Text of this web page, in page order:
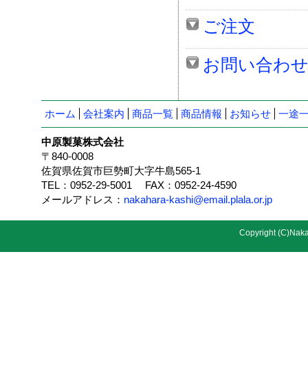
ご注文
お問い合わせ
ホーム 会社案内 商品一覧 商品情報 お知らせ 一途
中原製菓株式会社
〒840-0008
佐賀県佐賀市巨勢町大字牛島565-1
TEL：0952-29-5001 FAX：0952-24-4590
メールアドレス： nakahara-kashi@email.plala.or.jp
Copyright